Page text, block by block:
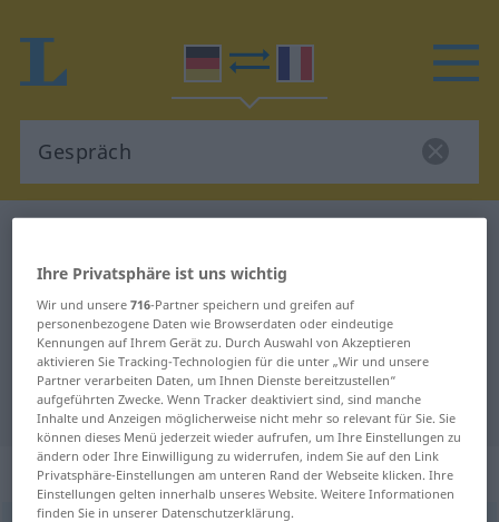
Deutsch-Französisch Übersetzung
für "Gespräch"
"Gespräch" Französisch
Übersetzung
„Gespräch“: Neutrum
Ihre Privatsphäre ist uns wichtig
Wir und unsere716-Partner speichern und greifen auf
personenbezogene Daten wie Browserdaten oder eindeutige
Kennungen auf Ihrem Gerät zu. Durch Auswahl von Akzeptieren
aktivieren Sie Tracking-Technologien für die unter „Wir und unsere
Partner verarbeiten Daten, um Ihnen Dienste bereitzustellen“
aufgeführten Zwecke. Wenn Tracker deaktiviert sind, sind manche
Inhalte und Anzeigen möglicherweise nicht mehr so relevant für Sie. Sie
können dieses Menü jederzeit wieder aufrufen, um Ihre Einstellungen zu
ändern oder Ihre Einwilligung zu widerrufen, indem Sie auf den Link
Privatsphäre-Einstellungen am unteren Rand der Webseite klicken. Ihre
Einstellungen gelten innerhalb unseres Website. Weitere Informationen
finden Sie in unserer Datenschutzerklärung.